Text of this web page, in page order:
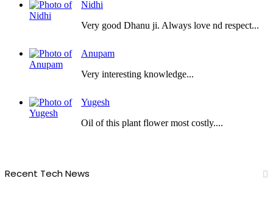
Nidhi
Very good Dhanu ji. Always love nd respect...
Anupam
Very interesting knowledge...
Yugesh
Oil of this plant flower most costly....
Recent Tech News